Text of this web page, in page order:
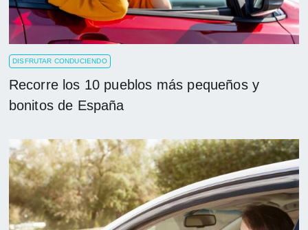
DISFRUTAR CONDUCIENDO
Recorre los 10 pueblos más pequeños y
bonitos de España